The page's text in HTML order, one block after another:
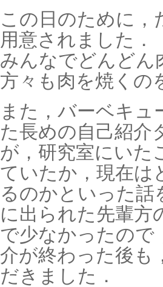
この日のために，
用意されました．
みんなでどんどん
方々も肉を焼くの
また，バーベキュ
た長めの自己紹介
が，研究室にいた
ていたか，現在は
るのかといった話
に出られた先輩方
で少なかったので
介が終わった後も
だきました．